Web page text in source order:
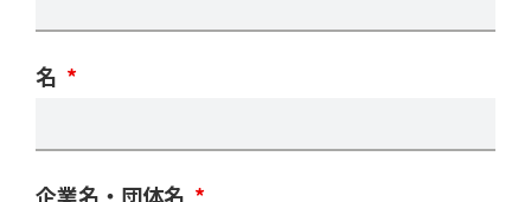
名 *
企業名・団体名 *